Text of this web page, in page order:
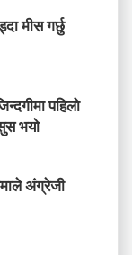
मीस गर्छु
पहिलो
भयो
अंग्रेजी